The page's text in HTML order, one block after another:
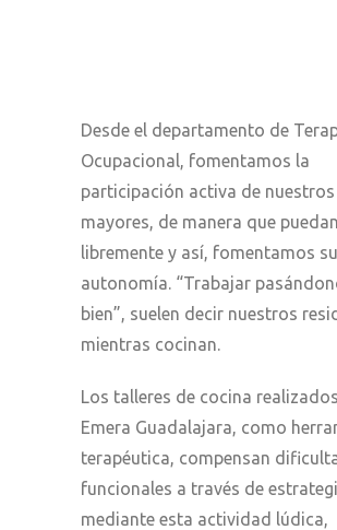
Desde el departamento de
Ocupacional, fomentamos la
participación activa de nuestros
mayores, de manera que
libremente y así, fomentamos su
autonomía. “Trabajar
bien”, suelen decir nuestros
mientras cocinan.
Los talleres de cocina
Emera Guadalajara, como
terapéutica, compensan
funcionales a través de
mediante esta actividad lúdica,